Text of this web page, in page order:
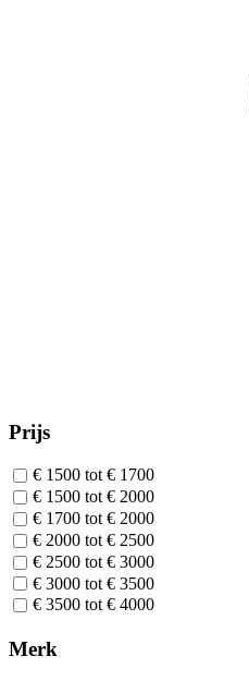
Prijs
€ 1500 tot € 1700
€ 1500 tot € 2000
€ 1700 tot € 2000
€ 2000 tot € 2500
€ 2500 tot € 3000
€ 3000 tot € 3500
€ 3500 tot € 4000
Merk